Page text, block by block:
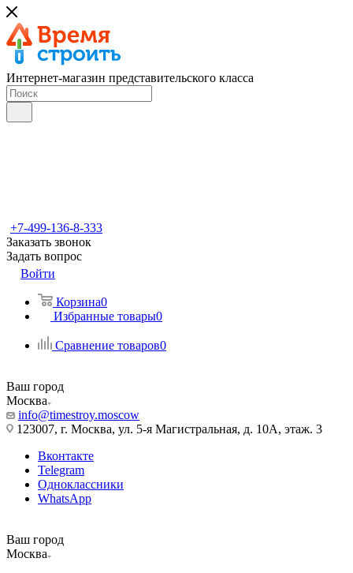
Интернет-магазин представительского класса
+7-499-136-8-333
Заказать звонок
Задать вопрос
Войти
Корзина0
Избранные товары0
Сравнение товаров0
Ваш город
Москва
info@timestroy.moscow
123007, г. Москва, ул. 5-я Магистральная, д. 10А, этаж. 3
Вконтакте
Telegram
Одноклассники
WhatsApp
Ваш город
Москва